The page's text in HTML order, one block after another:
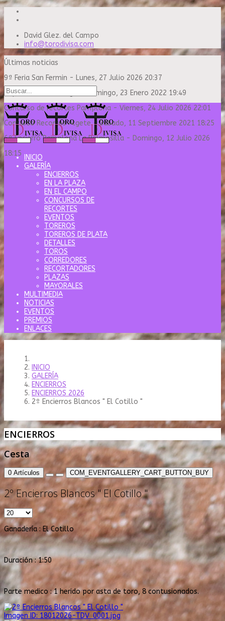
David Glez. del Campo
info@torodivisa.com
Últimas noticias
9ª Feria San Fermin - Lunes, 27 Julio 2026 20:37
Capea Sanse Domingo
Domingo, 23 Enero 2022 19:49
Concurso de recortes Pamplona - Viernes, 24 Julio 2026 22:01
Concurso Recortes Algete-Sábado, 11 Septiembre 2021 18:25
6º Encierro Pamplona La Palmosilla - Domingo, 12 Julio 2026
18:15
INICIO
GALERÍA
ENCIERROS
EN LA PLAZA
EN EL CAMPO
CONCURSOS DE
RECORTES
EVENTOS
TOREROS
TOREROS DE PLATA
DETALLES
TOROS
CORREDORES
RECORTADORES
PLAZAS
MAYORALES
MULTIMEDIA
NOTICIAS
EVENTOS
PREMIOS
ENLACES
INICIO
GALERÍA
ENCIERROS
ENCIERROS 2026
2º Encierros Blancos " El Cotillo "
ENCIERROS
Cesta
0 Artículos COM_EVENTGALLERY_CART_BUTTON_BUY
2º Encierros Blancos " El Cotillo "
Ganadería : El Cotillo
Duración : 1:50
Parte medico : 1 herido por asta de toro, 8 contusionados.
Imagen ID: 18012026-TDV_0001.jpg